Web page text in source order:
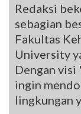
Redaksi
sebagian
Fakultas
University
Dengan
ingin
lingkungan